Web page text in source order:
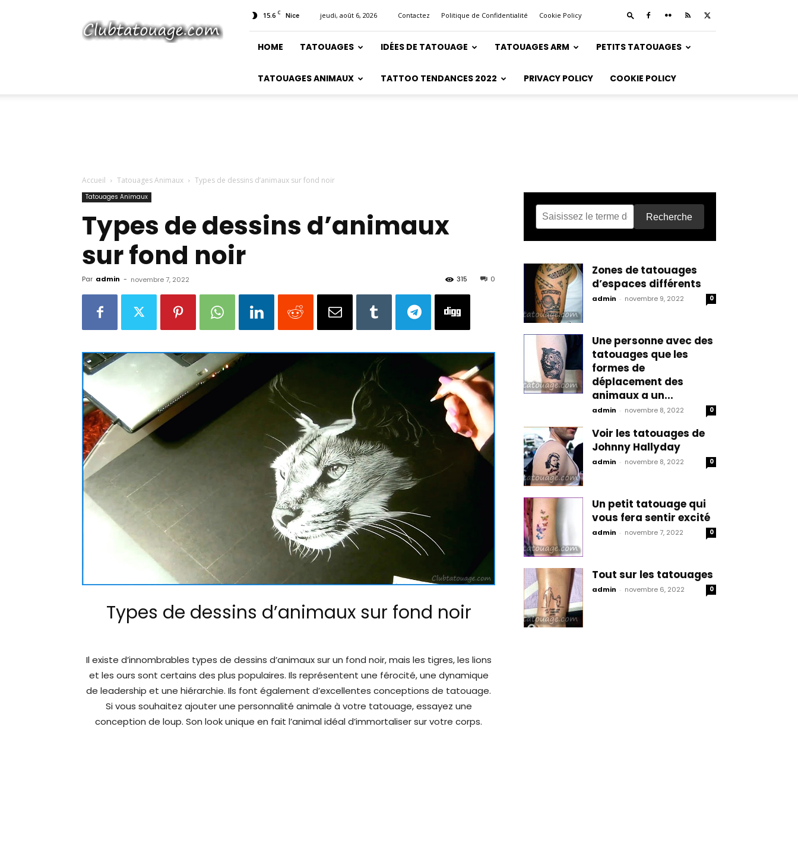
Tatouage
15.6 C Nice jeudi, août 6, 2026 Contactez Politique de Confidentialité Cookie Policy
HOME TATOUAGES IDÉES DE TATOUAGE TATOUAGES ARM PETITS TATOUAGES
TATOUAGES ANIMAUX TATTOO TENDANCES 2022 PRIVACY POLICY COOKIE POLICY
Accueil Tatouages Animaux Types de dessins d’animaux sur fond noir
Tatouages Animaux
Types de dessins d’animaux
sur fond noir
Par admin - novembre 7, 2022 0
315
Types de dessins d’animaux sur fond noir
Il existe d’innombrables types de dessins d’animaux sur un fond noir, mais les tigres, les lions
et les ours sont certains des plus populaires. Ils représentent une férocité, une dynamique
de leadership et une hiérarchie. Ils font également d’excellentes conceptions de tatouage.
Si vous souhaitez ajouter une personnalité animale à votre tatouage, essayez une
conception de loup. Son look unique en fait l’animal idéal d’immortaliser sur votre corps.
Recherche
Zones de tatouages
d’espaces différents
admin - novembre 9, 2022 0
Une personne avec des
tatouages que les
formes de
déplacement des
animaux a un...
admin - novembre 8, 2022 0
Voir les tatouages de
Johnny Hallyday
admin - novembre 8, 2022 0
Un petit tatouage qui
vous fera sentir excité
admin - novembre 7, 2022 0
Tout sur les tatouages
admin - novembre 6, 2022 0